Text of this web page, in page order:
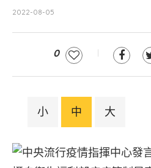
2022-08-05
0
小 中 大